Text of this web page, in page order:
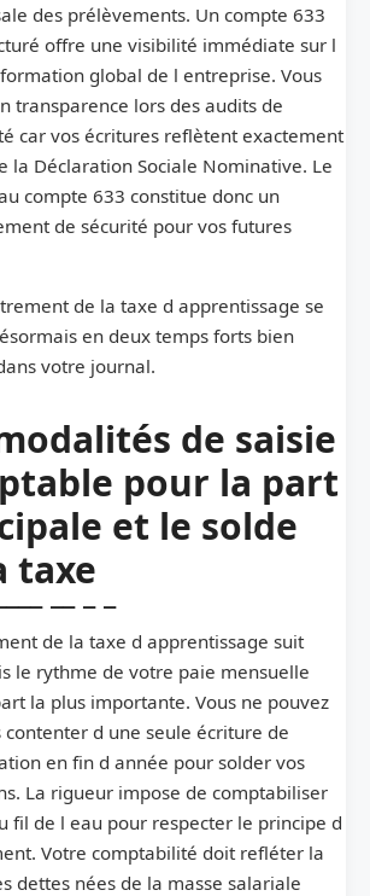
des prélèvements. Un compte 633
offre une visibilité immédiate sur l
global de l entreprise. Vous
transparence lors des audits de
car vos écritures reflètent exactement
la Déclaration Sociale Nominative. Le
compte 633 constitue donc un
de sécurité pour vos futures
de la taxe d apprentissage se
en deux temps forts bien
votre journal.
de saisie
pour la part
et le solde
taxe
de la taxe d apprentissage suit
le rythme de votre paie mensuelle
la plus importante. Vous ne pouvez
contenter d une seule écriture de
en fin d année pour solder vos
La rigueur impose de comptabiliser
fil de l eau pour respecter le principe d
Votre comptabilité doit refléter la
dettes nées de la masse salariale